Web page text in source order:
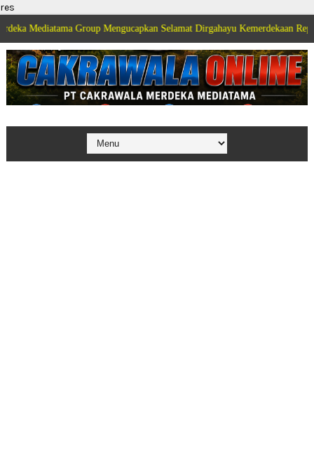
res
Group Mengucapkan Selamat Dirgahayu Kemerdekaan Republik